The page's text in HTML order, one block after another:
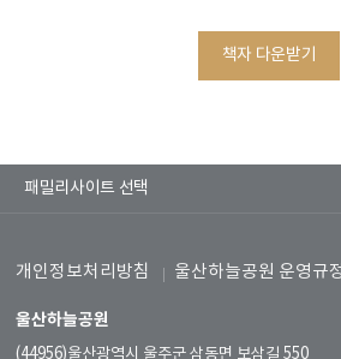
책자 다운받기
개인정보처리방침 울산하늘공원 운영규정
울산하늘공원
(44956)울산광역시 울주군 삼동면 보삼길 550